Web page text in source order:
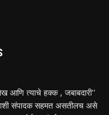
आणि त्याचे हक्क , जबाबदारी''
संपादक सहमत असतीलच असे